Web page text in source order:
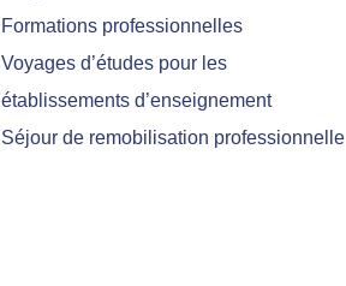
Formations professionnelles
Voyages d’études pour les
établissements d’enseignement
Séjour de remobilisation professionnelle